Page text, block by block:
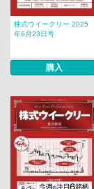
株式ウイークリー 2025
年6月23日号
購入